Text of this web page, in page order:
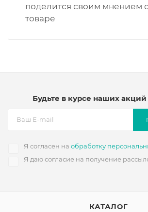
поделится своим мнением
товаре
Будьте в курсе наших
Я согласен на обработку
Я даю согласие на получение
КАТАЛОГ